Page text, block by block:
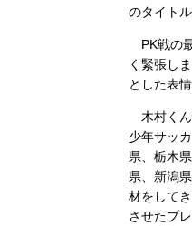
のタイト
PK戦の
く緊張し
とした表
木村くん
少年サッ
県、栃木
県、新潟
材をして
させたプ